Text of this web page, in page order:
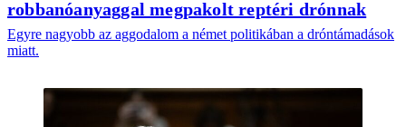
robbanóanyaggal megpakolt reptéri drónnak
Egyre nagyobb az aggodalom a német politikában a dróntámadások
miatt.